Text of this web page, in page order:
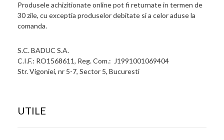
Produsele achizitionate online pot fi returnate in termen de
30 zile, cu exceptia produselor debitate si a celor aduse la
comanda.
S.C. BADUC S.A.
C.I.F.: RO1568611, Reg. Com.: J1991001069404
Str. Vigoniei, nr 5-7, Sector 5, Bucuresti
UTILE